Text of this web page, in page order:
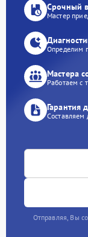
Срочный
Мастер
Определим
Мастера
Работаем с
Гарантия
Составляем
Отправляя, Вы